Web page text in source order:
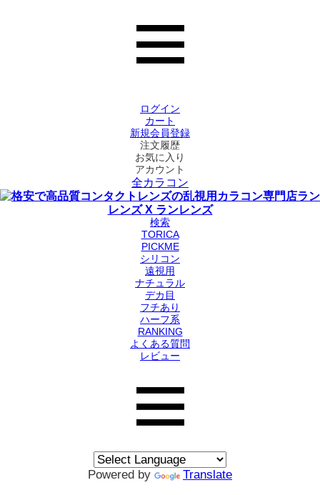
ログイン
カート
新規会員登録
注文履歴
お気に入り
アカウント
全カラコン
検索
TORICA
PICKME
シリコン
遠視用
ナチュラル
デカ目
フチあり
ハーフ系
RANKING
よくある質問
レビュー
Powered by Translate